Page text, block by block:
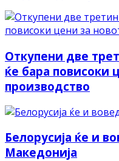
Откупени две
ќе бара повисоки
производство
Белорусија ќе и
Македонија